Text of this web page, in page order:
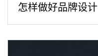
怎样做好品牌设计